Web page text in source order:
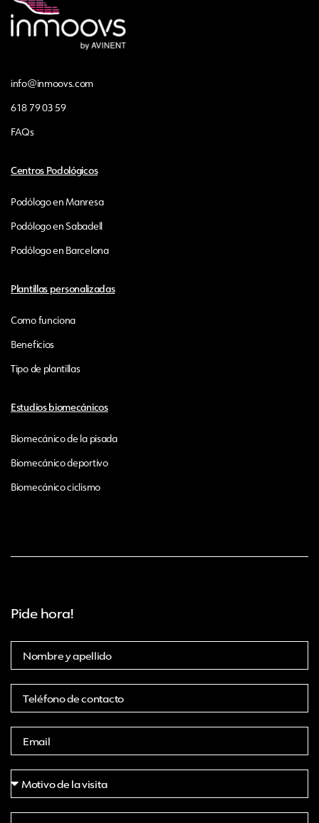
info@inmoovs.com
618 79 03 59
FAQs
Centros Podológicos
Podólogo en Manresa
Podólogo en Sabadell
Podólogo en Barcelona
Plantillas personalizadas
Como funciona
Beneficios
Tipo de plantillas
Estudios biomecánicos
Biomecánico de la pisada
Biomecánico deportivo
Biomecánico ciclismo
Pide hora!